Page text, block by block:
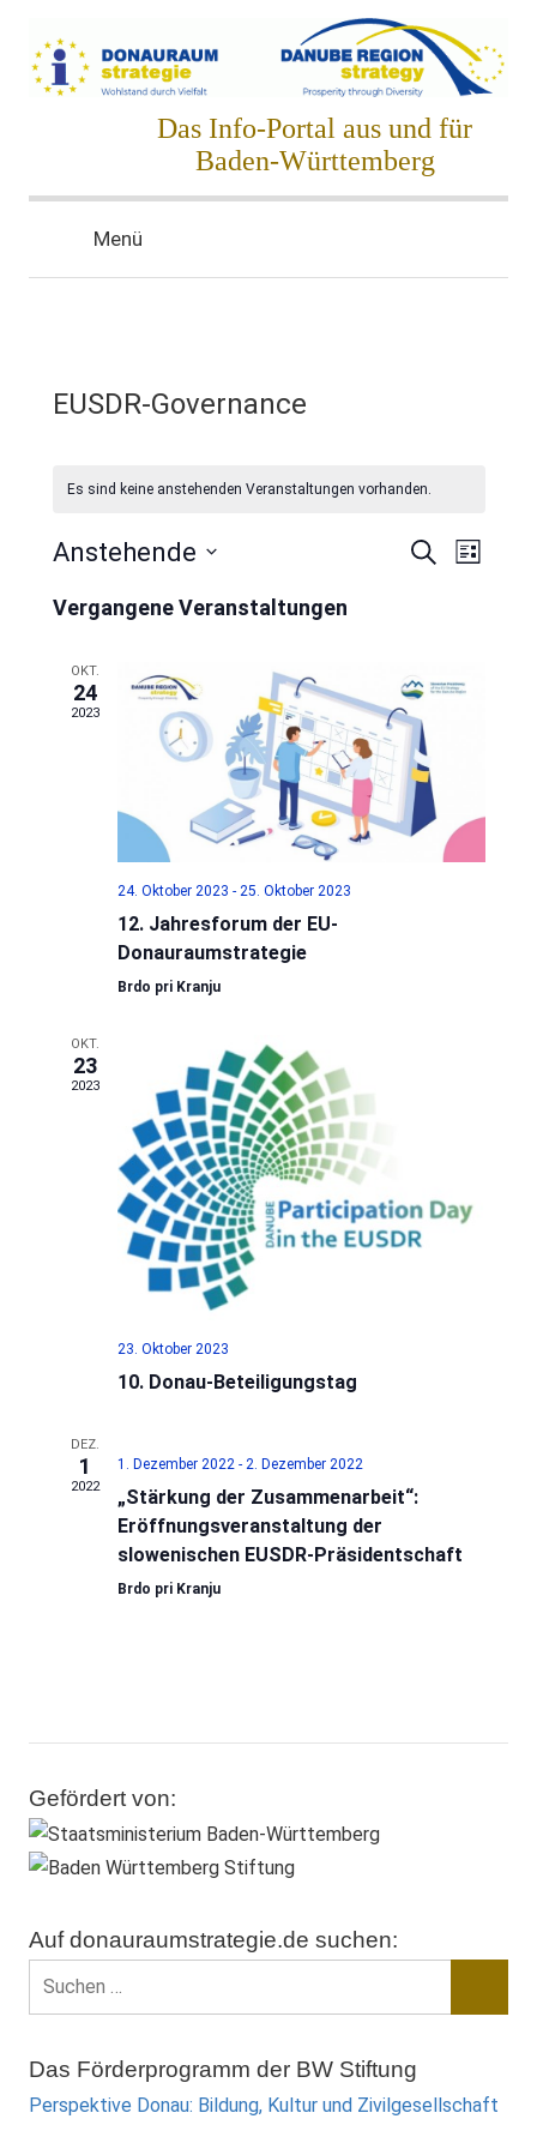
Inhalt
springen
Donauraumstrategie
Das Info-Portal aus und für
Baden-Württemberg
Menü
EUSDR-Governance
Es sind keine anstehenden Veranstaltungen vorhanden.
Suche
Liste
Anstehende
wählen.
Vergangene Veranstaltungen
OKT.
24
2023
24. Oktober 2023 - 25. Oktober 2023
12. Jahresforum der EU-
Donauraumstrategie
Brdo pri Kranju
OKT.
23
2023
23. Oktober 2023
10. Donau-Beteiligungstag
DEZ.
1
2022
1. Dezember 2022 - 2. Dezember 2022
„Stärkung der Zusammenarbeit“:
Eröffnungsveranstaltung der
slowenischen EUSDR-Präsidentschaft
Brdo pri Kranju
Gefördert von:
Auf donauraumstrategie.de suchen:
Suchen
Das Förderprogramm der BW Stiftung
Perspektive Donau: Bildung, Kultur und Zivilgesellschaft